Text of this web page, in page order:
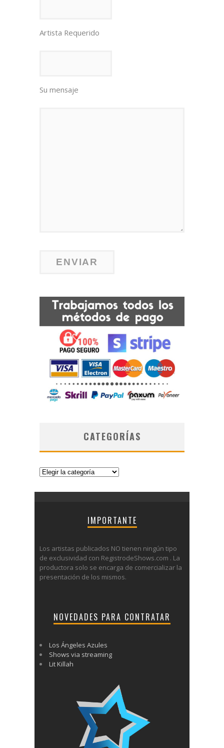
Artista Requerido
Su mensaje
CATEGORÍAS
Categorías
IMPORTANTE
Los artistas publicados NO tienen ningún tipo
de exclusividad con RegistrodeShows.com . La
productora solo se encarga de comercializar la
presentación de los mismos.
NOVEDADES PARA CONTRATAR
Los Ángeles Azules
Shows via streaming
Lit Killah